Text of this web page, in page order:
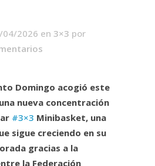
04/2026 en 3×3 por
Domingo acogió este
nueva concentración
#3×3 Minibasket, una
sigue creciendo en su
gracias a la
la Federación